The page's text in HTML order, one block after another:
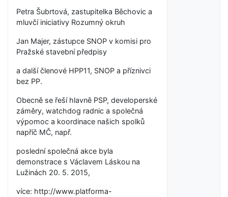
Petra Šubrtová, zastupitelka Běchovic a
mluvčí iniciativy Rozumný okruh
Jan Majer, zástupce SNOP v komisi pro
Pražské stavební předpisy
a další členové HPP11, SNOP a příznivci
bez PP.
Obecně se řeší hlavně PSP, developerské
záměry, watchdog radnic a společná
výpomoc a koordinace našich spolků
napříč MČ, např.
poslední společná akce byla
demonstrace s Václavem Láskou na
Lužinách 20. 5. 2015,
více: http://www.platforma-